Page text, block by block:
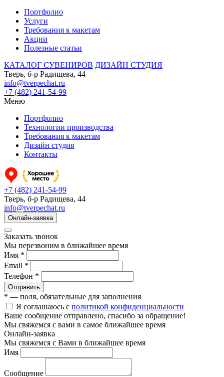
Портфолио
Услуги
Требования к макетам
Акции
Полезные статьи
КАТАЛОГ СУВЕНИРОВ ДИЗАЙН СТУДИЯ
Тверь, б-р Радищева, 44
info@tverpechat.ru
+7 (482) 241-54-99
Меню
Портфолио
Технологии производства
Требования к макетам
Дизайн студия
Контакты
+7 (482) 241-54-99
Тверь, б-р Радищева, 44
info@tverpechat.ru
Онлайн-заявка
Заказать звонок
Мы перезвоним в ближайшее время
Имя *
Email *
Телефон *
Отправить
* — поля, обязательные для заполнения
Я соглашаюсь с политикой конфиденциальности
Ваше сообщение отправлено, спасибо за обращение!
Мы свяжемся с вами в самое ближайшее время
Онлайн-заявка
Мы свяжемся с Вами в ближайшее время
Имя
Сообщение